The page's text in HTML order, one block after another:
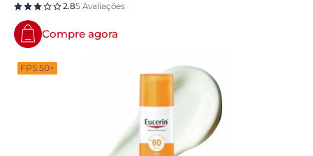
2.85 Avaliações
Compre agora
FPS 50+